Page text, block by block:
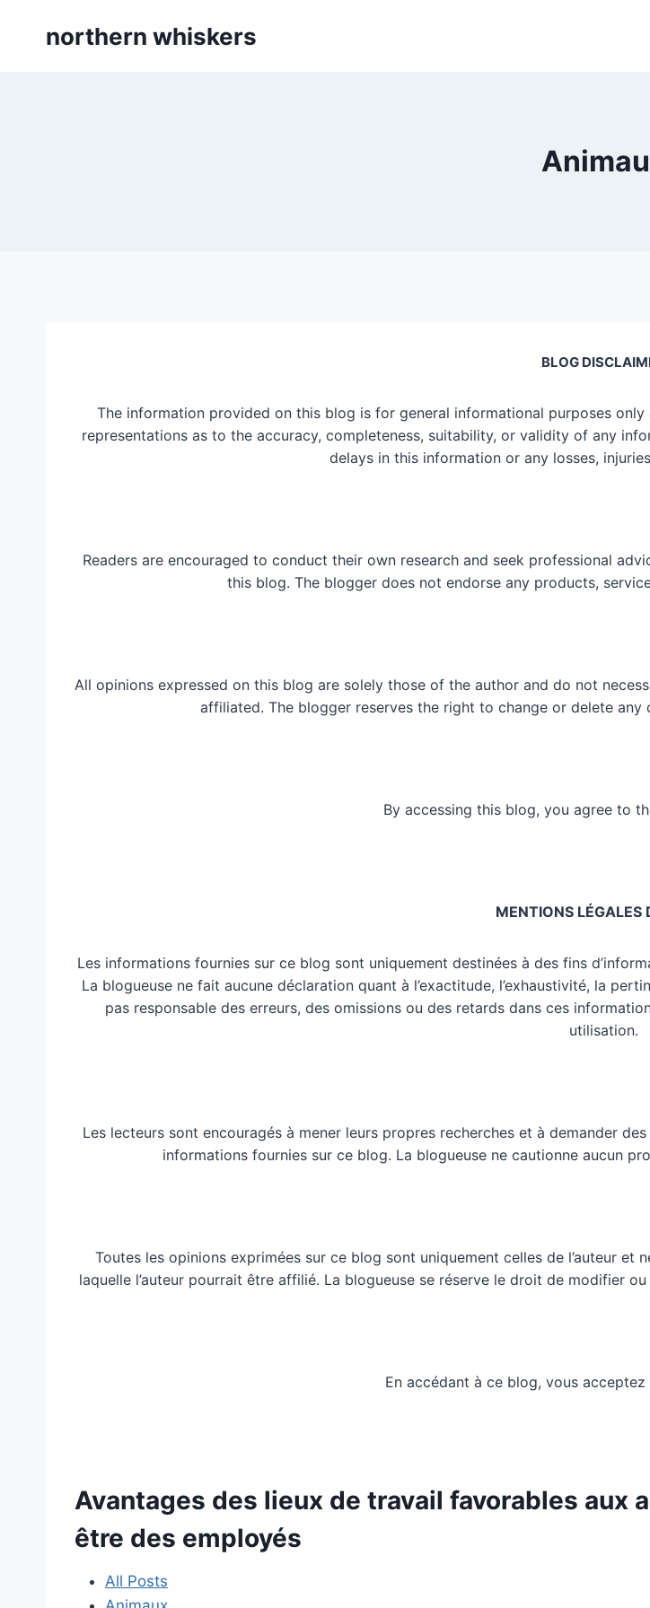
northern whiskers
BLOG
The information provided on this blog is for general informational purposes
representations as to the accuracy, completeness, suitability, or validity of any
delays in this information or any losses,
Readers are encouraged to conduct their own research and seek professional
this blog. The blogger does not endorse any products,
All opinions expressed on this blog are solely those of the author and do not
affiliated. The blogger reserves the right to change or delete
By accessing this blog, you agree to
MENTIONS LÉGALES
Les informations fournies sur ce blog sont uniquement destinées à des fins
La blogueuse ne fait aucune déclaration quant à l’exactitude, l’exhaustivité, la
pas responsable des erreurs, des omissions ou des retards dans ces
utilisation.
Les lecteurs sont encouragés à mener leurs propres recherches et à demander
informations fournies sur ce blog. La blogueuse ne cautionne aucun
Toutes les opinions exprimées sur ce blog sont uniquement celles de l’auteur
laquelle l’auteur pourrait être affilié. La blogueuse se réserve le droit de modifier
En accédant à ce blog, vous
Avantages des lieux de travail favorables aux
être des employés
All Posts